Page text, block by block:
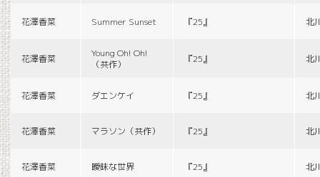
花澤香菜 Summer Sunset 『25』 北
花澤香菜
Young Oh! Oh!
（共作）
『25』 北
花澤香菜 ダエンケイ 『25』 北
花澤香菜 マラソン（共作） 『25』 北
花澤香菜 曖昧な世界 『25』 北